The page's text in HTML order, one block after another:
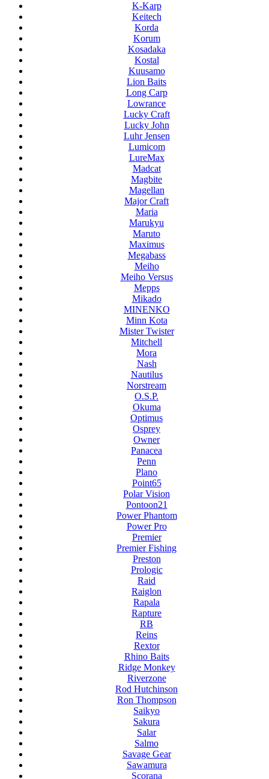
K-Karp
Keitech
Korda
Korum
Kosadaka
Kostal
Kuusamo
Lion Baits
Long Carp
Lowrance
Lucky Craft
Lucky John
Luhr Jensen
Lumicom
LureMax
Madcat
Magbite
Magellan
Major Craft
Maria
Marukyu
Maruto
Maximus
Megabass
Meiho
Meiho Versus
Mepps
Mikado
MINENKO
Minn Kota
Mister Twister
Mitchell
Mora
Nash
Nautilus
Norstream
O.S.P.
Okuma
Optimus
Osprey
Owner
Panacea
Penn
Plano
Point65
Polar Vision
Pontoon21
Power Phantom
Power Pro
Premier
Premier Fishing
Preston
Prologic
Raid
Raiglon
Rapala
Rapture
RB
Reins
Rextor
Rhino Baits
Ridge Monkey
Riverzone
Rod Hutchinson
Ron Thompson
Saikyo
Sakura
Salar
Salmo
Savage Gear
Sawamura
Scorana